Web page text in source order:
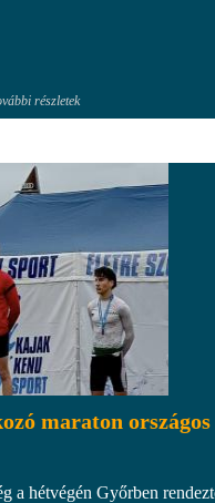
részletek
maraton országos
a hétvégén Győrben